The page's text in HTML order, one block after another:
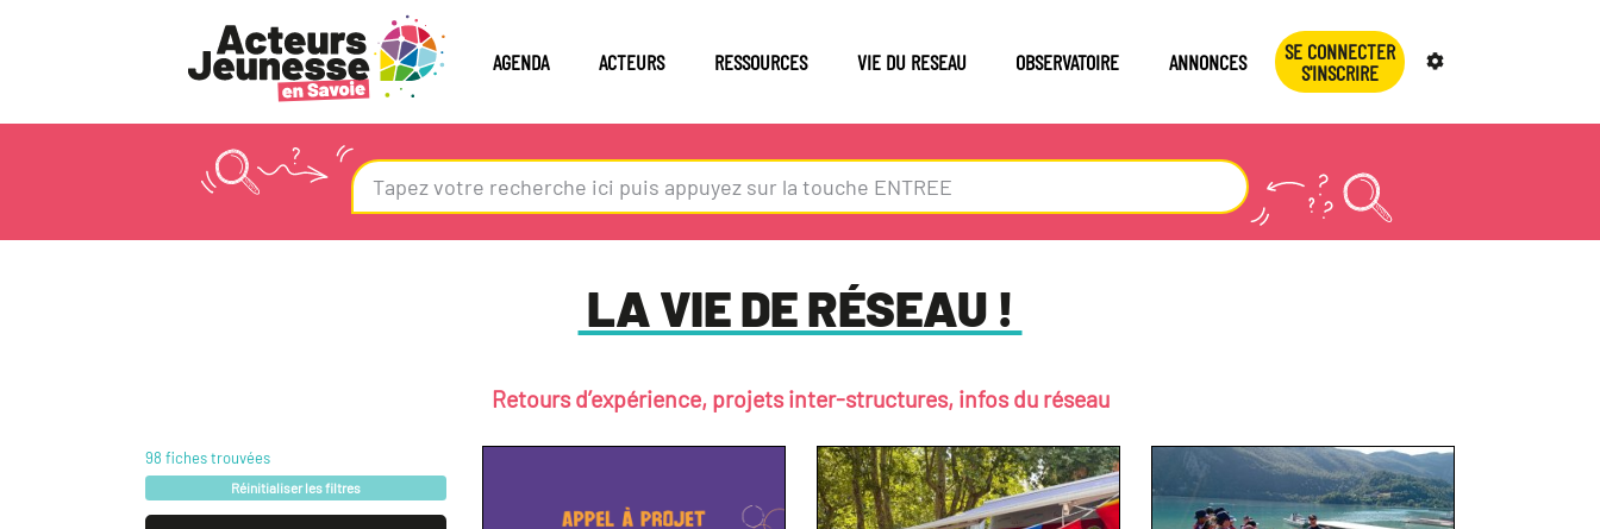
AGENDA ACTEURS RESSOURCES VIE DU RESEAU OBSERVATOIRE ANNONCES
SE CONNECTER
S'INSCRIRE
LA VIE DE RÉSEAU !
Retours d’expérience, projets inter-structures, infos du réseau
98 fiches trouvées
Réinitialiser les filtres